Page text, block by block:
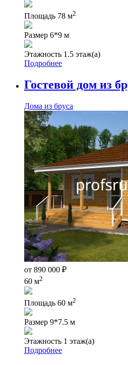
Площадь 78 м2
Размер 6*9 м
Этажность 1.5 этаж(а)
Подробнее
Гостевой дом из
Дома из бруса
от 890 000 ₽
60 м2
Площадь 60 м2
Размер 9*7.5 м
Этажность 1 этаж(а)
Подробнее